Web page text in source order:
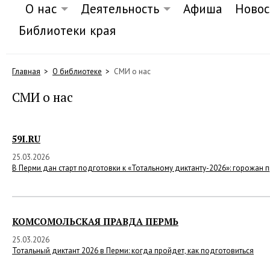
О нас Деятельность Афиша
Библиотеки края
Главная О библиотеке СМИ о нас
СМИ о нас
59I.RU
25.03.2026
В Перми дан старт подготовки к «Тотальному диктанту-2026»: горожан
КОМСОМОЛЬСКАЯ ПРАВДА ПЕРМЬ
25.03.2026
Тотальный диктант 2026 в Перми: когда пройдет, как подготовиться